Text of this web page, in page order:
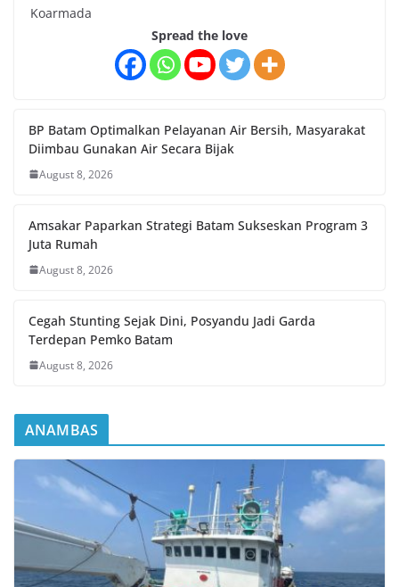
Koarmada
Spread the love
BP Batam Optimalkan Pelayanan Air Bersih, Masyarakat
Diimbau Gunakan Air Secara Bijak
August 8, 2026
Amsakar Paparkan Strategi Batam Sukseskan Program 3
Juta Rumah
August 8, 2026
Cegah Stunting Sejak Dini, Posyandu Jadi Garda
Terdepan Pemko Batam
August 8, 2026
ANAMBAS